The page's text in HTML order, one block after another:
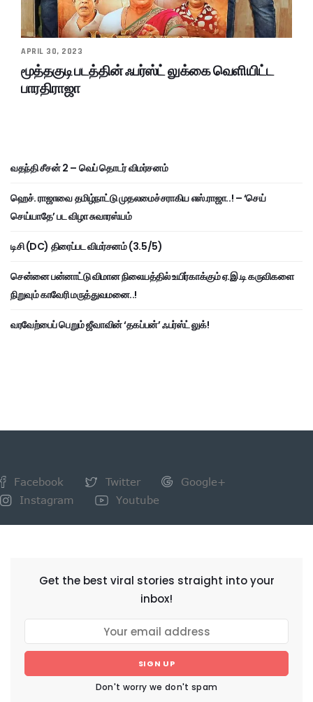
APRIL 30, 2023
மூத்தகுடி படத்தின் ஃபர்ஸ்ட் லுக்கை வெளியிட்ட
பாரதிராஜா
வதந்தி சீசன் 2 – வெப் தொடர் விமர்சனம்
ஹெச். ராஜாவை தமிழ்நாட்டு முதலமைச்சராகிய எஸ்.ராஜா..! – ‘செய்
செய்யாதே’ பட விழா சுவாரஸ்யம்
டிசி (DC) திரைப்பட விமர்சனம் (3.5/5)
சென்னை பன்னாட்டு விமான நிலையத்தில் உயிர்காக்கும் ஏ.இ.டி கருவிகளை
நிறுவும் காவேரி மருத்துவமனை..!
வரவேற்பைப் பெறும் ஜீவாவின் ‘தகப்பன்’ ஃபர்ஸ்ட் லுக்!
Facebook Twitter
Google+
Instagram
Youtube
Get the best viral stories straight into your
inbox!
SIGN UP
Don't worry we don't spam